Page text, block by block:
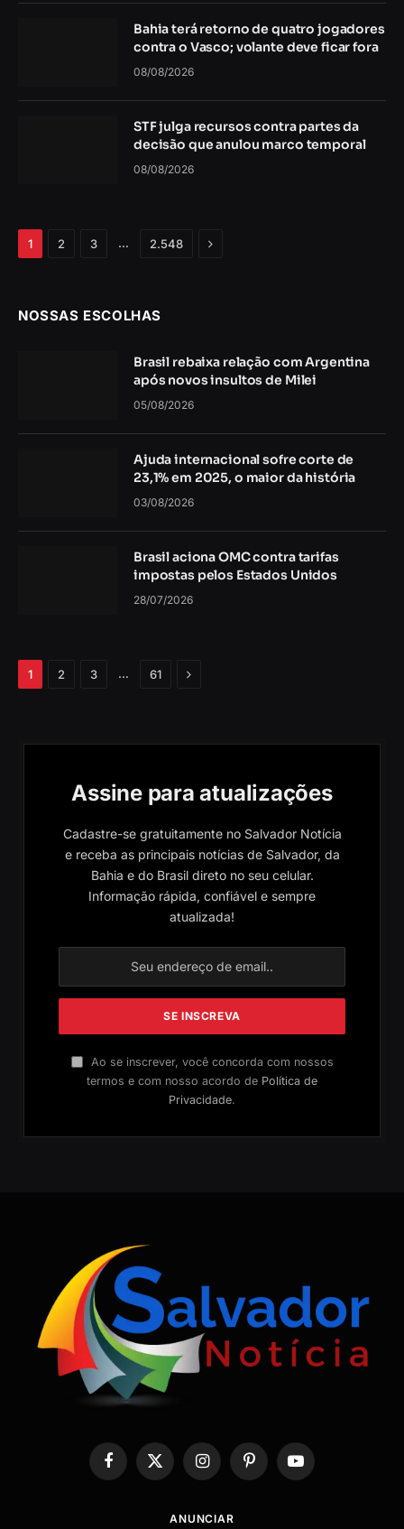
Bahia terá retorno de quatro jogadores
contra o Vasco; volante deve ficar fora
08/08/2026
STF julga recursos contra partes da
decisão que anulou marco temporal
08/08/2026
1 2 3 … 2.548 Próximo
NOSSAS ESCOLHAS
Brasil rebaixa relação com Argentina
após novos insultos de Milei
05/08/2026
Ajuda internacional sofre corte de
23,1% em 2025, o maior da história
03/08/2026
Brasil aciona OMC contra tarifas
impostas pelos Estados Unidos
28/07/2026
1 2 3 … 61 Próximo
Assine para atualizações
Cadastre-se gratuitamente no Salvador Notícia
e receba as principais notícias de Salvador, da
Bahia e do Brasil direto no seu celular.
Informação rápida, confiável e sempre
atualizada!
Ao se inscrever, você concorda com nossos
termos e com nosso acordo de Política de
Privacidade.
Facebook
X
(Twitter)
InstagramPinterestYouTube
ANUNCIAR